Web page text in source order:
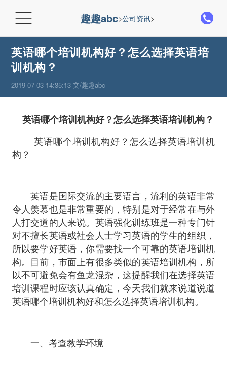
 趣趣abc>公司资讯>
英语哪个培训机构好？怎么选择英语培
训机构？
2019-07-03 14:35:13 文/趣趣abc
英语哪个培训机构好？怎么选择英语培训机构？
英语哪个培训机构好？怎么选择英语培训机
构？
英语是国际交流的主要语言，流利的英语非常
令人羡慕也是非常重要的，特别是对于经常在与外
人打交道的人来说。英语强化训练班是一种专门针
对不擅长英语或社会人士学习英语的学生的组织，
所以要学好英语，你需要找一个可靠的英语培训机
构。目前，市面上有很多类似的英语培训机构，所
以不可避免会有鱼龙混杂，这提醒我们在选择英语
培训课程时应该认真确定，今天我们就来说道说道
英语哪个培训机构好和怎么选择英语培训机构。
一、考查教学环境